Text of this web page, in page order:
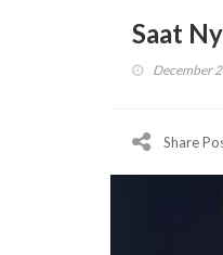
Saat
December
Share